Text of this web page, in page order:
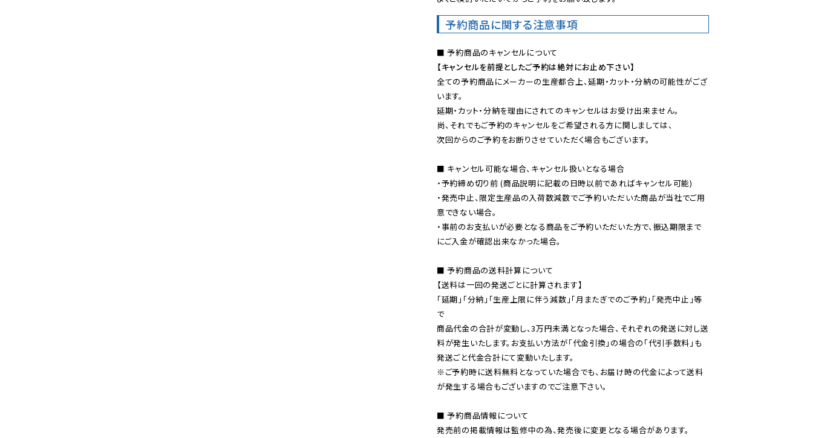
予約商品に関する注意事項
【キャンセルを前提としたご予約は絶対にお止め下さい】
全ての予約商品にメーカーの生産都合上、延期・カット・分納の可能性がござ
います。
延期・カット・分納を理由にされてのキャンセルはお受け出来ません。
尚、それでもご予約のキャンセルをご希望される方に関しましては、
次回からのご予約をお断りさせていただく場合もございます。
■ キャンセル可能な場合、キャンセル扱いとなる場合
・予約締め切り前 (商品説明に記載の日時以前であればキャンセル可能)
・発売中止、限定生産品の入荷数減数でご予約いただいた商品が当社でご用
意できない場合。
・事前のお支払いが必要となる商品をご予約いただいた方で、振込期限まで
にご入金が確認出来なかった場合。
■ 予約商品の送料計算について
【送料は一回の発送ごとに計算されます】
「延期」「分納」「生産上限に伴う減数」「月またぎでのご予約」「発売中止」等
で
商品代金の合計が変動し、3万円未満となった場合、それぞれの発送に対し送
料が発生いたします。お支払い方法が「代金引換」の場合の「代引手数料」も
※ご予約時に送料無料となっていた場合でも、お届け時の代金によって送料
が発生する場合もございますのでご注意下さい。
■ 予約商品情報について
発売前の掲載情報は監修中の為、発売後に変更となる場合があります。